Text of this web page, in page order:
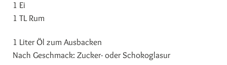
1 Ei
1 TL Rum
1 Liter Öl zum Ausbacken
Nach Geschmack: Zucker- oder Schokoglasur